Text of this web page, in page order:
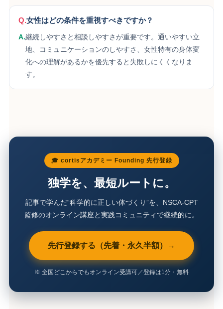
Q.女性はどの条件を重視すべきですか？
A.継続しやすさと相談しやすさが重要です。通いやすい立
地、コミュニケーションのしやすさ、女性特有の身体変
化への理解があるかを優先すると失敗しにくくなりま
す。
🎓 cortisアカデミー Founding 先行登録
独学を、最短ルートに。
記事で学んだ“科学的に正しい体づくり”を、NSCA-CPT
監修のオンライン講座と実践コミュニティで継続的に。
先行登録する（先着・永久半額）→
※ 全国どこからでもオンライン受講可／登録は1分・無料